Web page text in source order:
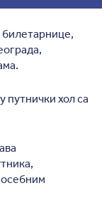
билетарнице,
путнички хол са